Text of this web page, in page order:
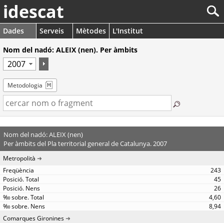
idescat
Dades Serveis Mètodes
L'Institut
Nom del nadó: ALEIX (nen). Per àmbits
Metodologia
Nom del nadó: ALEIX (nen)
Per àmbits del Pla territorial general de Catalunya. 2007
Metropolità
243
45
26
4,60
8,94
Comarques Gironines